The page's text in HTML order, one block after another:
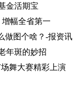
金活期宝
幅全省第一
做图个啥？-报资讯
年斑的妙招
舞大赛精彩上演